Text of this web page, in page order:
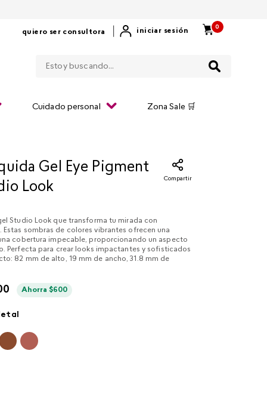
quiero ser consultora iniciar sesión
0
Cuidado personal Zona Sale 🛒
Gel Eye Pigment
Look
Compartir
Studio Look que transforma tu mirada con
sombras de colores vibrantes ofrecen una
cobertura impecable, proporcionando un aspecto
Perfecta para crear looks impactantes y sofisticados
82 mm de alto, 19 mm de ancho, 31.8 mm de
Ahorra$600